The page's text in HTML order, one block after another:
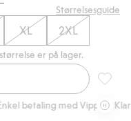
Størrelsesguide
XL 2XL
er på lager.
betaling med Vipps & Klarna